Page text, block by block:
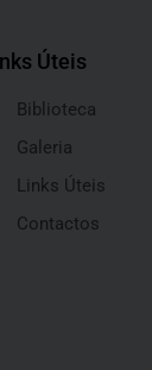
Úteis
Biblioteca
Galeria
Links Úteis
Contactos